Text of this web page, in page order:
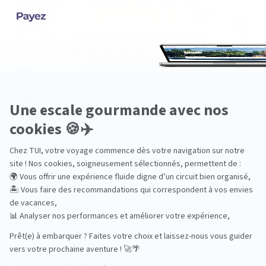
Pourquoi choisir TUI ?
TUI, acteur du
tourisme durable
Des hôtels choisis
avec soin